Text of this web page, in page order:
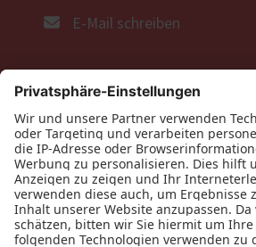
E-Mail schreiben
Öffnungszeiten
Montag: 08:00–16:00 Uhr
Dienstag: 08:00–16:00 Uhr
Mittwoch: 08:00–16:00 Uhr
Donnerstag: 08:00–16:00 Uhr
Freitag: 08:00–16:00 Uhr